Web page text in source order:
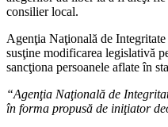
consilier local.
Agenţia Naţională de
susţine modificarea legislativă
sancţiona persoanele aflate în
“Agenţia Naţională de
în forma propusă de iniţiator